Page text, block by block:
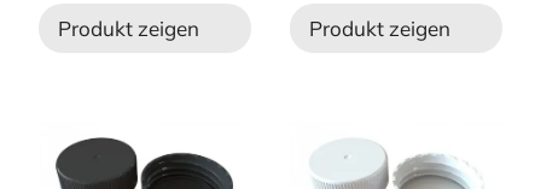
Produkt zeigen Produkt zeigen